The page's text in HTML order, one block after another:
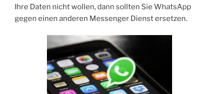
Ihre Daten nicht wollen, dann sollten Sie WhatsApp
gegen einen anderen Messenger Dienst ersetzen.